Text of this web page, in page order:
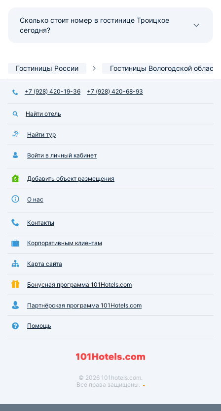
Сколько стоит номер в гостинице Троицкое
сегодня?
Гостиницы России Гостиницы Вологодской области
+7 (928) 420-19-36 +7 (928) 420-68-93
Найти отель
Найти тур
Войти в личный кабинет
Добавить объект размещения
О нас
Контакты
Корпоративным клиентам
Карта сайта
Бонусная программа 101Hotels.com
Партнёрская программа 101Hotels.com
Помощь
© 2026 101hotels.com.
Все права защищены.